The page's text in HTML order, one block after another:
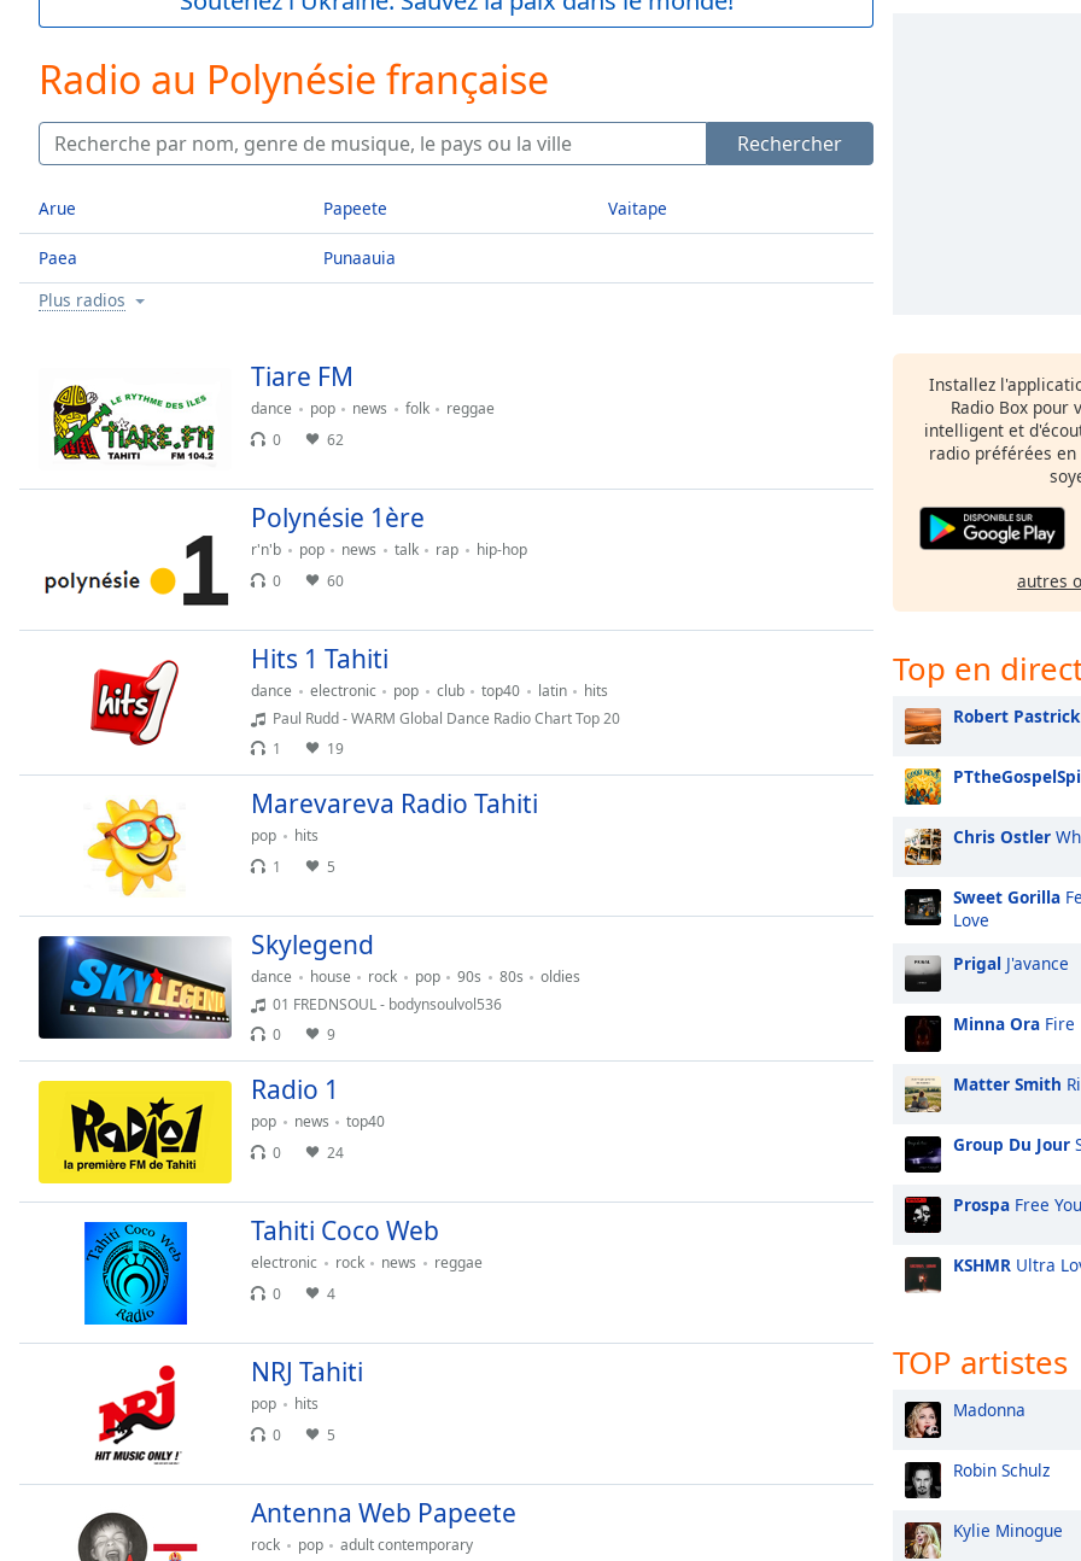
Time0:00
Duration-:-
TypeLIVE
Seek to
live,
currently
behind
Chapters
descriptions
selected
subtitles
settings,
subtitles
settings
dialog
subtitles
off,
selected
window.
window.
Radio au Polynésie française
Rechercher
Arue
Paea
Papeete
Punaauia
Vaitape
Plus radios
Tiare FM
dance pop news folk
reggae
0
62
Polynésie 1ère
r'n'b pop news talk rap
hip-hop
0
60
Hits 1 Tahiti
dance electronic pop club top40 latin
hits
Paul Rudd - WARM Global Dance Radio Chart Top 20
1
19
Marevareva Radio Tahiti
pop
hits
1
5
Skylegend
dance house rock pop 90s 80s
oldies
01 FREDNSOUL - bodynsoulvol536
0
9
Radio 1
pop news
top40
0
24
Tahiti Coco Web
electronic rock news
reggae
0
4
NRJ Tahiti
pop
hits
0
5
Antenna Web Papeete
rock pop
adult contemporary
Installez
Radio Box pour
intelligent et
radio préférées
autres
Top en
Robert Pastrick
Chris Ostler
Sweet Gorilla
Love
Prigal J'avance
Minna Ora Fire
Matter Smith
Group Du Jour
Prospa Free
KSHMR Ultra
TOP artistes
Madonna
Robin Schulz
Kylie Minogue